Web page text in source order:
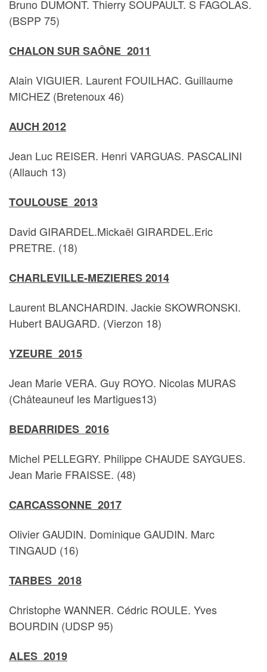
Bruno DUMONT. Thierry SOUPAULT. S FAGOLAS.
(BSPP 75)
CHALON SUR SAÔNE 2011
Alain VIGUIER. Laurent FOUILHAC. Guillaume
MICHEZ (Bretenoux 46)
AUCH 2012
Jean Luc REISER. Henri VARGUAS. PASCALINI
(Allauch 13)
TOULOUSE 2013
David GIRARDEL.Mickaël GIRARDEL.Eric
PRETRE. (18)
CHARLEVILLE-MEZIERES 2014
Laurent BLANCHARDIN. Jackie SKOWRONSKI.
Hubert BAUGARD. (Vierzon 18)
YZEURE 2015
Jean Marie VERA. Guy ROYO. Nicolas MURAS
(Châteauneuf les Martigues13)
BEDARRIDES 2016
Michel PELLEGRY. Philippe CHAUDE SAYGUES.
Jean Marie FRAISSE. (48)
CARCASSONNE 2017
Olivier GAUDIN. Dominique GAUDIN. Marc
TINGAUD (16)
TARBES 2018
Christophe WANNER. Cédric ROULE. Yves
BOURDIN (UDSP 95)
ALES 2019